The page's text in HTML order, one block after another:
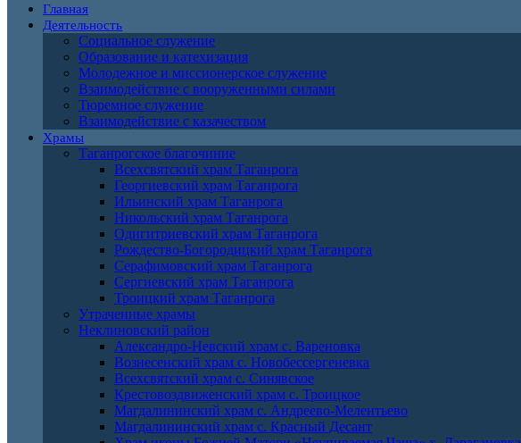
Главная
Деятельность
Социальное служение
Образование и катехизация
Молодежное и миссионерское служение
Взаимодействие с вооруженными силами
Тюремное служение
Взаимодействие с казачеством
Храмы
Таганрогское благочиние
Всехсвятский храм Таганрога
Георгиевский храм Таганрога
Ильинский храм Таганрога
Никольский храм Таганрога
Одигитриевский храм Таганрога
Рождество-Богородицкий храм Таганрога
Серафимовский храм Таганрога
Сергиевский храм Таганрога
Троицкий храм Таганрога
Утраченные храмы
Неклиновский район
Александро-Невский храм с. Вареновка
Вознесенский храм с. Новобессергеневка
Всехсвятский храм с. Синявское
Крестовоздвиженский храм с. Троицкое
Магдалининский храм с. Андреево-Мелентьево
Магдалининский храм с. Красный Десант